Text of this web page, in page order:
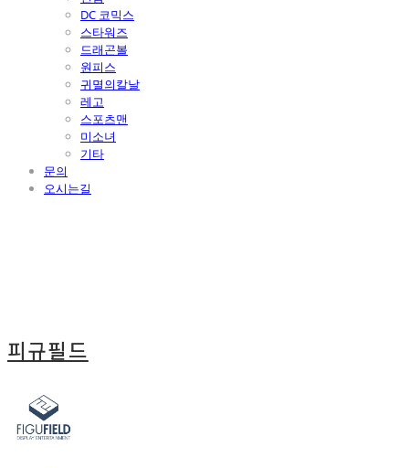
DC 코믹스
스타워즈
드래곤볼
원피스
귀멸의칼날
레고
스포츠맨
미소녀
기타
문의
오시는길
피규필드